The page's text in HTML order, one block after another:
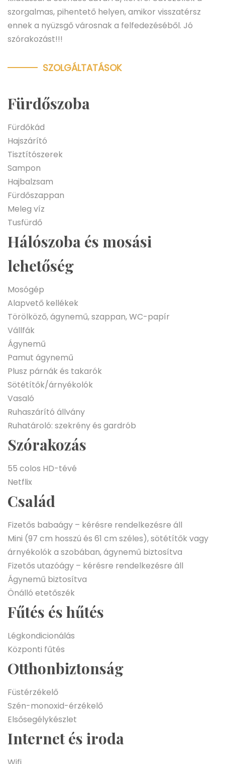
szorgalmas, pihentető helyen, amikor visszatérsz
ennek a nyüzsgő városnak a felfedezéséből. Jó
szórakozást!!!
SZOLGÁLTATÁSOK
Fürdőszoba
Fürdőkád
Hajszárító
Tisztítószerek
Sampon
Hajbalzsam
Fürdőszappan
Meleg víz
Tusfürdő
Hálószoba és mosási
lehetőség
Mosógép
Alapvető kellékek
Törölköző, ágynemű, szappan, WC-papír
Vállfák
Ágynemű
Pamut ágynemű
Plusz párnák és takarók
Sötétítők/árnyékolók
Vasaló
Ruhaszárító állvány
Ruhatároló: szekrény és gardrób
Szórakozás
55 colos HD-tévé
Netflix
Család
Fizetős babaágy – kérésre rendelkezésre áll
Mini (97 cm hosszú és 61 cm széles), sötétítők vagy
árnyékolók a szobában, ágynemű biztosítva
Fizetős utazóágy – kérésre rendelkezésre áll
Ágynemű biztosítva
Önálló etetőszék
Fűtés és hűtés
Légkondicionálás
Központi fűtés
Otthonbiztonság
Füstérzékelő
Szén-monoxid-érzékelő
Elsősegélykészlet
Internet és iroda